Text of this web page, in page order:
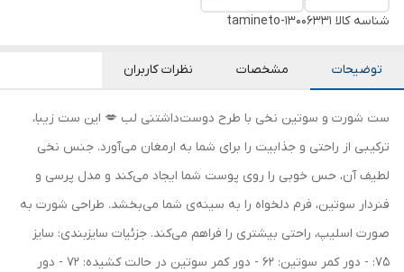
شناسه کالا tamineto-13006331
توضیحات مشخصات نظرات کاربران
ست شورت و سوتین نخی با طرح دوست‌داشتنی لب 💋 این ست زیبا،
ترکیبی از راحتی و جذابیت را برای شما به ارمغان می‌آورد. جنس نخی
لطیف آن، حس خوبی را روی پوست شما ایجاد می‌کند و مدل پرسی و
فنردار سوتین، فرم دلخواه را به سینه‌ی شما می‌بخشد. طراحی شورت به
صورت اسلیپ، راحتی بیشتری را فراهم می‌کند. جزئیات سایزبندی: سایز
75: - دور کمر سوتین: 62 - دور کمر سوتین در حالت کشیده: 72 - دور